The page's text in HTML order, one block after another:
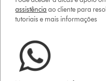
assistência ao cliente para
tutoriais e mais informações